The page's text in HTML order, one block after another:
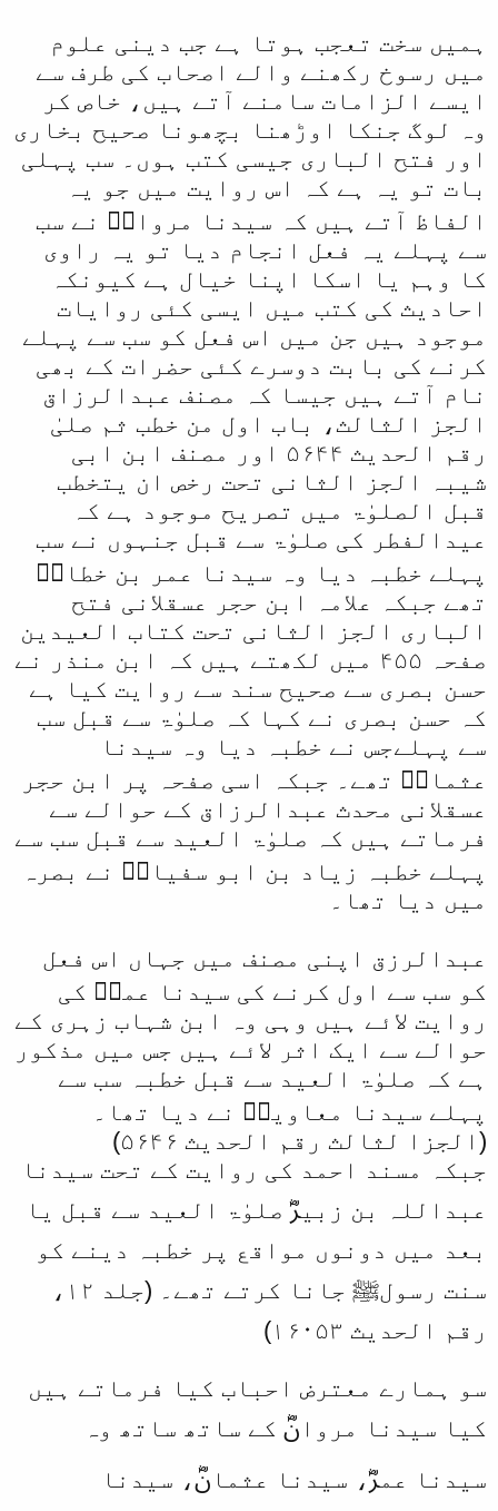
ہمیں سخت تعجب ہوتا ہے جب دینی علوم
میں رسوخ رکھنے والے اصحاب کی طرف سے
ایسے الزامات سامنے آتے ہیں، خاص کر
وہ لوگ جنکا اوڑھنا بچھونا صحیح بخاری
اور فتح الباری جیسی کتب ہوں۔ سب پہلی
بات تو یہ ہے کہ اس روایت میں جو یہ
الفاظ آتے ہیں کہ سیدنا مروانؓ نے سب
سے پہلے یہ فعل انجام دیا تو یہ راوی
کا وہم یا اسکا اپنا خیال ہے کیونکہ
احادیث کی کتب میں ایسی کئی روایات
موجود ہیں جن میں اس فعل کو سب سے پہلے
کرنے کی بابت دوسرے کئی حضرات کے بھی
نام آتے ہیں جیسا کہ مصنف عبدالرزاق
الجز الثالث، باب اول من خطب ثم صلیٰ
رقم الحدیث ۵۶۴۴ اور مصنف ابن ابی
شیبہ الجز الثانی تحت رخص ان یتخطب
قبل الصلوٰۃ میں تصریح موجود ہے کہ
عیدالفطر کی صلوٰۃ سے قبل جنہوں نے سب
پہلے خطبہ دیا وہ سیدنا عمر بن خطابؓ
تھے جبکہ علامہ ابن حجر عسقلانی فتح
الباری الجز الثانی تحت کتاب العیدین
صفحہ ۴۵۵ میں لکھتے ہیں کہ ابن منذر نے
حسن بصری سے صحیح سند سے روایت کیا ہے
کہ حسن بصری نے کہا کہ صلوٰۃ سے قبل سب
سے پہلےجس نے خطبہ دیا وہ سیدنا
عثمانؓ تھے۔ جبکہ اسی صفحہ پر ابن حجر
عسقلانی محدث عبدالرزاق کے حوالے سے
فرماتے ہیں کہ صلوٰۃ العید سے قبل سب سے
پہلے خطبہ زیاد بن ابو سفیانؓ نے بصرہ
میں دیا تھا۔
عبدالرزق اپنی مصنف میں جہاں اس فعل
کو سب سے اول کرنے کی سیدنا عمرؓ کی
روایت لائے ہیں وہی وہ ابن شہاب زہری کے
حوالے سے ایک اثر لائے ہیں جس میں مذکور
ہے کہ صلوٰۃ العید سے قبل خطبہ سب سے
پہلے سیدنا معاویہؓ نے دیا تھا۔
(الجزا لثالث رقم الحدیث ۵۶۴۶)
جبکہ مسند احمد کی روایت کے تحت سیدنا
عبداللہ بن زبیرؓ صلوٰۃ العید سے قبل یا
بعد میں دونوں مواقع پر خطبہ دینے کو
سنت رسولﷺ جانا کرتے تھے۔ (جلد ۱۲،
رقم الحدیث ۱۶۰۵۳)
سو ہمارے معترض احباب کیا فرماتے ہیں
کیا سیدنا مروانؓ کے ساتھ ساتھ وہ
سیدنا عمرؓ، سیدنا عثمانؓ، سیدنا